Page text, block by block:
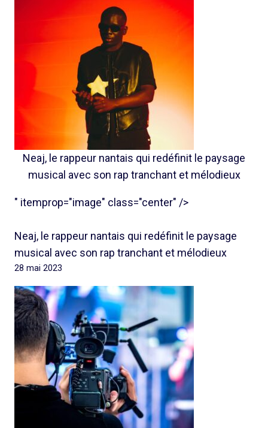
Neaj, le rappeur nantais qui redéfinit le paysage
musical avec son rap tranchant et mélodieux
" itemprop="image" class="center" />
Neaj, le rappeur nantais qui redéfinit le paysage
musical avec son rap tranchant et mélodieux
28 mai 2023